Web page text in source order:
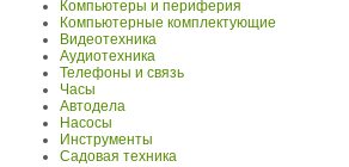
Компьютеры и периферия
Компьютерные комплектующие
Видеотехника
Аудиотехника
Телефоны и связь
Часы
Автодела
Насосы
Инструменты
Садовая техника